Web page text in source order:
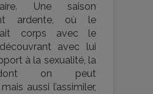
Une saison
ardente, où le
corps avec le
avec lui
à la sexualité, la
on peut
aussi l’assimiler,